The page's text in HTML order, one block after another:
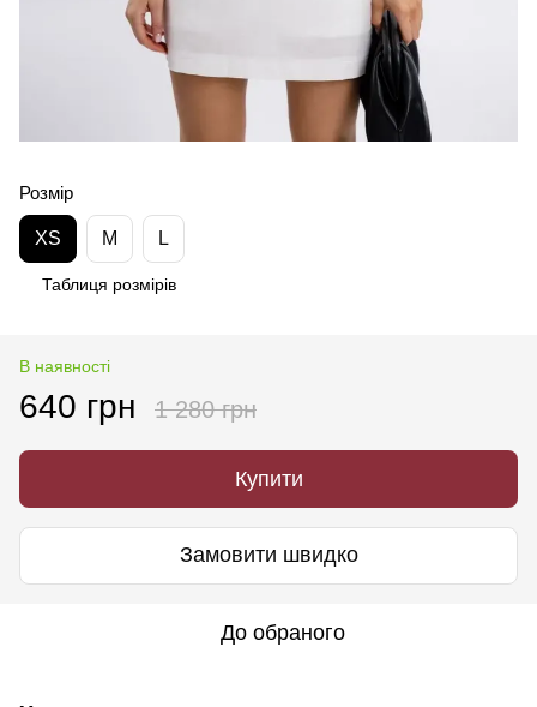
Розмір
XS M L
Таблиця розмірів
В наявності
640 грн 1 280 грн
Купити
Замовити швидко
До обраного